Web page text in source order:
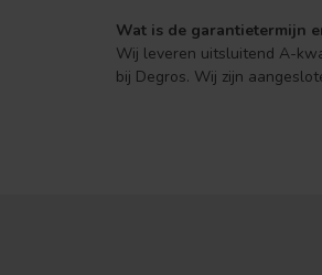
Wat is de garantietermijn
Wij leveren uitsluitend A-
bij Degros. Wij zijn